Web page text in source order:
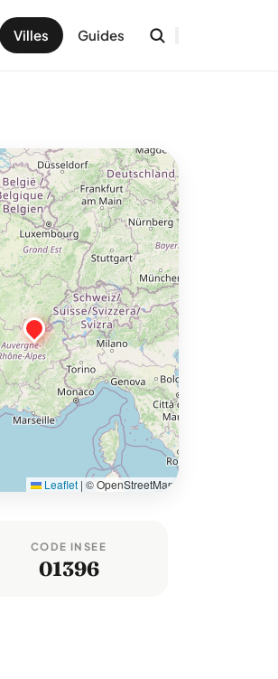
Villes Guides
Leaflet | © OpenStreetMap
CODE INSEE
01396